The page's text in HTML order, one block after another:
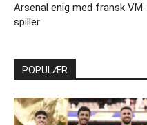
Arsenal enig med fransk VM-
spiller
POPULÆR